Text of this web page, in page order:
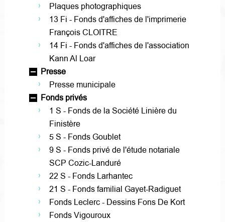
Plaques photographiques
13 Fi - Fonds d'affiches de l'imprimerie
François CLOITRE
14 Fi - Fonds d'affiches de l'association
Kann Al Loar
Presse
Presse municipale
Fonds privés
1 S - Fonds de la Société Linière du
Finistère
5 S - Fonds Goublet
9 S - Fonds privé de l'étude notariale
SCP Cozic-Landuré
22 S - Fonds Larhantec
21 S - Fonds familial Gayet-Radiguet
Fonds Leclerc - Dessins Fons De Kort
Fonds Vigouroux